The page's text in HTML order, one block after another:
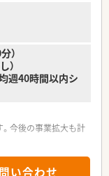
で目指すことが可能
ランを構築できま
く設定されているた
できることが大きな
の認定を取得してお
取得率で地域貢献を行
）
週40時間以内シ
今後の事業拡大も計
精神のある方を応
い合わせ